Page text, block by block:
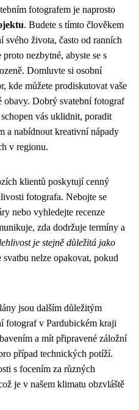
fotografem je naprosto
. Budete s tímto člověkem
svého života, často od ranních
nezbytné, abyste se s
Domluvte si osobní
kde můžete prodiskutovat vaše
obavy. Dobrý svatební fotograf
vás uklidnit, poradit
a nabídnout kreativní nápady
v regionu.
klientů poskytují cenný
fotografa. Nebojte se
nebo vyhledejte recenze
zda dodržuje termíny a
je stejně důležitá jako
svatbu nelze opakovat, pokud
jsou dalším důležitým
fotograf v Pardubickém kraji
a mít připravené záložní
případ technických potíží.
s focením za různých
je v našem klimatu obzvláště